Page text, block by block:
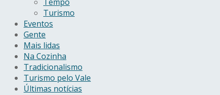
Turismo
Eventos
Gente
Mais lidas
Na Cozinha
Tradicionalismo
Turismo pelo Vale
Últimas notícias